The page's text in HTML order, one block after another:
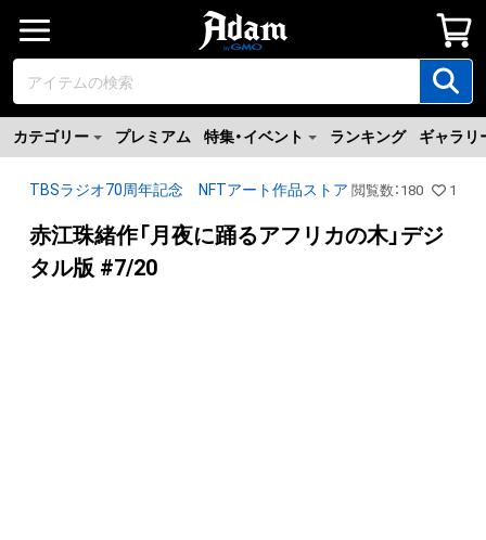
カテゴリー プレミアム 特集・イベント ランキング ギャラリ
TBSラジオ70周年記念 NFTアート作品ストア 閲覧数 ： 180 1
赤江珠緒作「月夜に踊るアフリカの木」デジ
タル版 #7/20